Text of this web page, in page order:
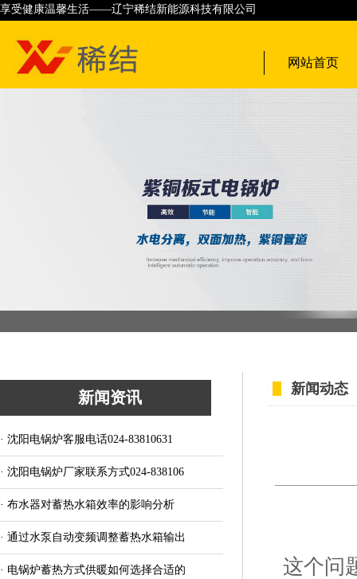
享受健康温馨生活——辽宁稀结新能源科技有限公司
网站首页
新闻动态
这个问
新闻资讯
· 沈阳电锅炉客服电话024-83810631
· 沈阳电锅炉厂家联系方式024-838106
· 布水器对蓄热水箱效率的影响分析
· 通过水泵自动变频调整蓄热水箱输出
· 电锅炉蓄热方式供暖如何选择合适的